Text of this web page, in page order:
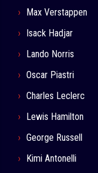
Max Verstappen
Isack Hadjar
Lando Norris
Oscar Piastri
Charles Leclerc
Lewis Hamilton
George Russell
Kimi Antonelli